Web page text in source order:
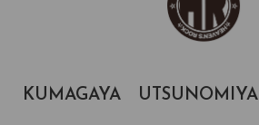
KUMAGAYA UTSUNOMIYA